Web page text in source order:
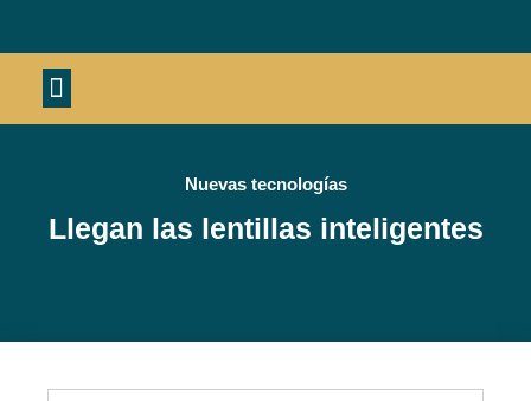
Nuevas tecnologías
Llegan las lentillas inteligentes